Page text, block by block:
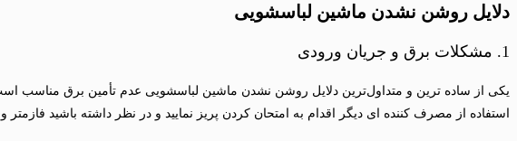
دلایل روشن نشدن ماشین لباسشویی
1. مشکلات برق و جریان ورودی
یکی از ساده‌ ترین و متداول‌ترین دلایل روشن نشدن ماشین لباسشویی عدم تأمین برق مناسب
استفاده از مصرف کننده ای دیگر اقدام به امتحان کردن پریز نمایید و در نظر داشته باشید